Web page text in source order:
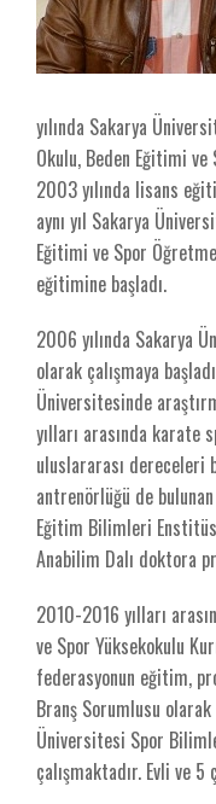
yılında Sakarya
Okulu, Beden Eğitimi
2003 yılında lisans
aynı yıl Sakarya
Eğitimi ve Spor
eğitimine başladı.
2006 yılında Sakarya
olarak çalışmaya
Üniversitesinde
yılları arasında karate
uluslararası dereceleri
antrenörlüğü de
Eğitim Bilimleri
Anabilim Dalı doktora
2010-2016 yılları
ve Spor Yüksekokulu
federasyonun eğitim,
Branş Sorumlusu
Üniversitesi Spor
çalışmaktadır. Evli ve 5